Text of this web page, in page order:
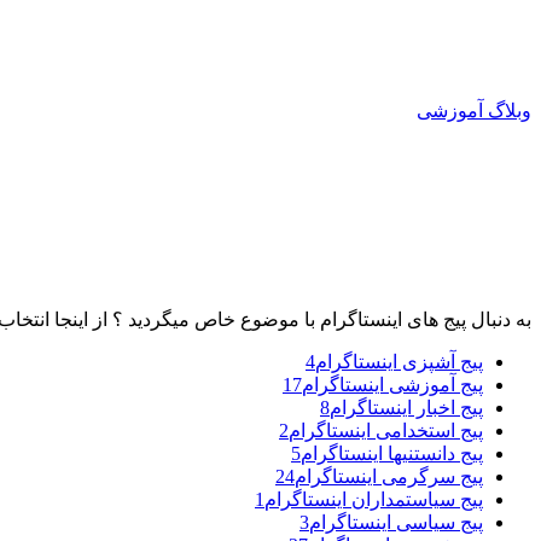
وبلاگ آموزشی
به دنبال پیج های اینستاگرام با موضوع خاص میگردید ؟ از اینجا
پیج آشپزی اینستاگرام4
پیج آموزشی اینستاگرام17
پیج اخبار اینستاگرام8
پیج استخدامی اینستاگرام2
پیج دانستنیها اینستاگرام5
پیج سرگرمی اینستاگرام24
پیج سیاستمداران اینستاگرام 1
پیج سیاسی اینستاگرام3